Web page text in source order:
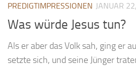
PREDIGTIMPRESSIONEN JANUAR
Was würde Jesus tun?
Als er aber das Volk sah, ging er
setzte sich, und seine Jünger